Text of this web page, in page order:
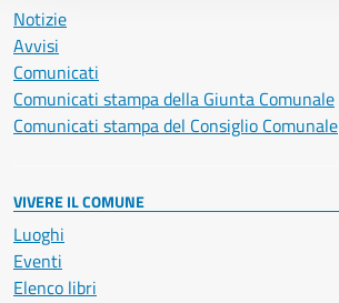
Notizie
Avvisi
Comunicati
Comunicati stampa della Giunta Comunale
Comunicati stampa del Consiglio Comunale
VIVERE IL COMUNE
Luoghi
Eventi
Elenco libri